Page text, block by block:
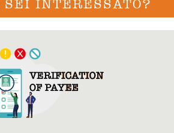
SEI INTERESSATO?